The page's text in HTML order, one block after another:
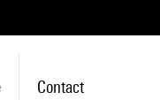
Contact